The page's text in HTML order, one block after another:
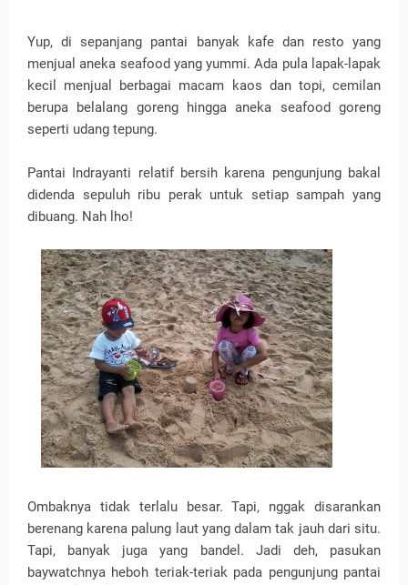
Yup, di sepanjang pantai banyak kafe dan resto yang
menjual aneka seafood yang yummi. Ada pula lapak-lapak
kecil menjual berbagai macam kaos dan topi, cemilan
berupa belalang goreng hingga aneka seafood goreng
seperti udang tepung.
Pantai Indrayanti relatif bersih karena pengunjung bakal
didenda sepuluh ribu perak untuk setiap sampah yang
dibuang. Nah lho!
Ombaknya tidak terlalu besar. Tapi, nggak disarankan
berenang karena palung laut yang dalam tak jauh dari situ.
Tapi, banyak juga yang bandel. Jadi deh, pasukan
baywatchnya heboh teriak-teriak pada pengunjung pantai